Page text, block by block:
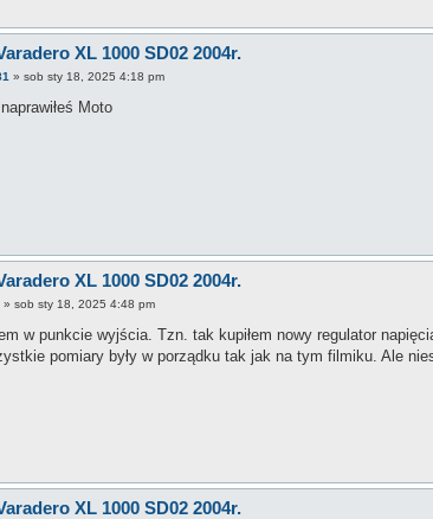
XL 1000 SD02 2004r.
» sob sty 18, 2025 4:18 pm
Moto
XL 1000 SD02 2004r.
» sob sty 18, 2025 4:48 pm
w punkcie wyjścia. Tzn. tak kupiłem nowy regulator
pomiary były w porządku tak jak na tym filmiku. Ale
XL 1000 SD02 2004r.